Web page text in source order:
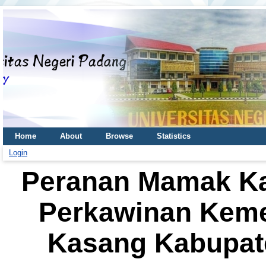
Home About Browse
Statistics
Login
Peranan Mamak
Perkawinan
Kasang